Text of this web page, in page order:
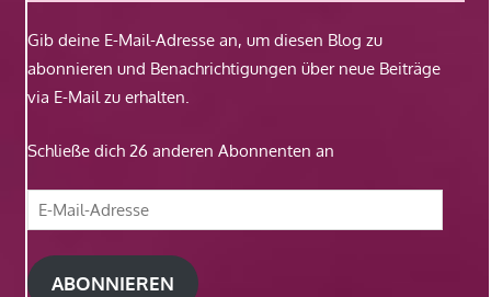
Gib deine E-Mail-Adresse an, um diesen Blog zu
abonnieren und Benachrichtigungen über neue Beiträge
via E-Mail zu erhalten.
Schließe dich 26 anderen Abonnenten an
E-
Mail-
Adresse
ABONNIEREN